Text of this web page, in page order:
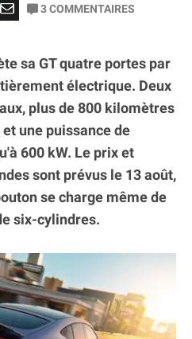
3COMMENTAIRES
sa GT quatre portes par
électrique. Deux
plus de 800 kilomètres
une puissance de
600 kW. Le prix et
sont prévus le 13 août,
se charge même de
six-cylindres.